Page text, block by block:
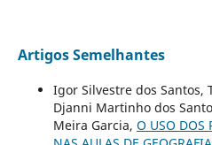
Artigos Semelhantes
Igor Silvestre dos Santos,
Djanni Martinho dos
Meira Garcia, O USO DOS